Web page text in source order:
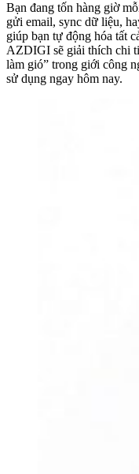
Bạn đang tốn hàng giờ
gửi email, sync dữ liệu,
giúp bạn tự động hóa tất
AZDIGI sẽ giải thích chi
làm gió” trong giới công
sử dụng ngay hôm nay.